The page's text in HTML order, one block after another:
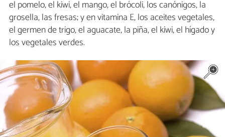
el pomelo, el kiwi, el mango, el brócoli, los canónigos, la
grosella, las fresas; y en vitamina E, los aceites vegetales,
el germen de trigo, el aguacate, la piña, el kiwi, el hígado y
los vegetales verdes.